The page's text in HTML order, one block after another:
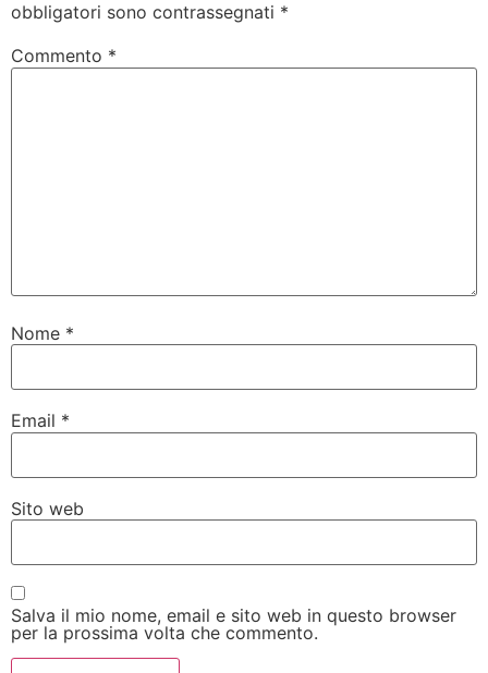
obbligatori sono contrassegnati *
Commento *
Nome *
Email *
Sito web
Salva il mio nome, email e sito web in questo browser
per la prossima volta che commento.